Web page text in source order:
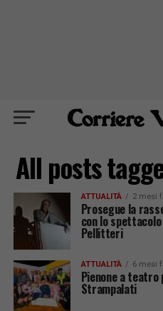
All posts
ATTUALITÀ 2 mesi
Prosegue la
con lo
Pellitteri
ATTUALITÀ 6 mesi
Pienone a
Strampalati